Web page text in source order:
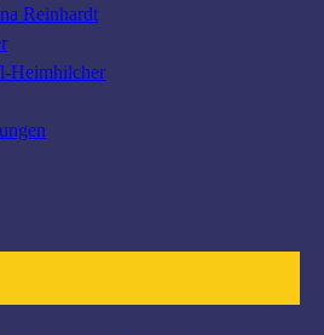
Reinhardt
Heimhilcher